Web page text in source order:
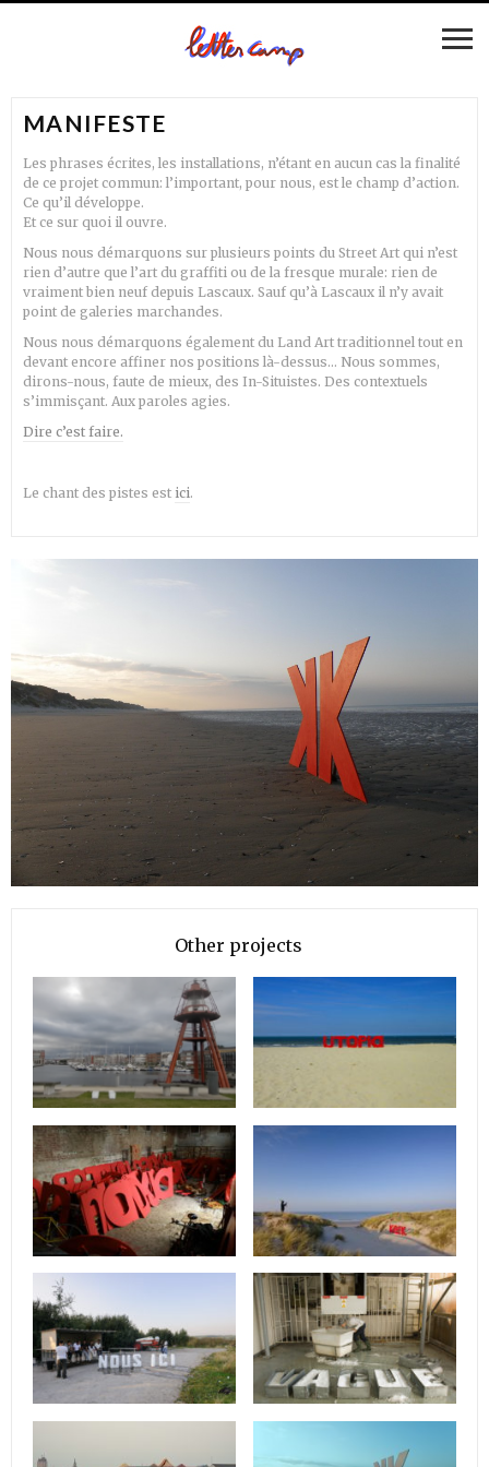
Other projects
MANIFESTE
Les phrases écrites, les installations, n’étant en aucun cas la finalité
de ce projet commun: l’important, pour nous, est le champ d’action.
Ce qu’il développe.
Et ce sur quoi il ouvre.
Nous nous démarquons sur plusieurs points du Street Art qui n’est
rien d’autre que l’art du graffiti ou de la fresque murale: rien de
vraiment bien neuf depuis Lascaux. Sauf qu’à Lascaux il n’y avait
point de galeries marchandes.
Nous nous démarquons également du Land Art traditionnel tout en
devant encore affiner nos positions là-dessus… Nous sommes,
dirons-nous, faute de mieux, des In-Situistes. Des contextuels
s’immisçant. Aux paroles agies.
Dire c’est faire.
Le chant des pistes est ici.